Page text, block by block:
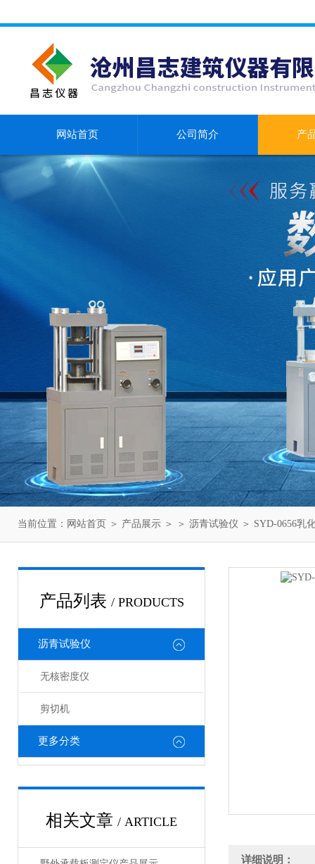
网站首页 公司简介 产
当前位置： 网站首页 ＞ 产品展示 ＞ ＞ 沥青试验仪 ＞ SYD-0656乳
产品列表 / PRODUCTS
沥青试验仪
无核密度仪
剪切机
更多分类
相关文章 / ARTICLE
详细说明：